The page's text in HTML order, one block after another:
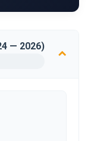
— 2026)